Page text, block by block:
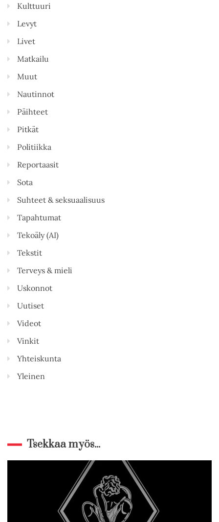
Kulttuuri
Levyt
Livet
Matkailu
Muut
Nautinnot
Päihteet
Pitkät
Politiikka
Reportaasit
Sota
Suhteet & seksuaalisuus
Tapahtumat
Tekoäly (AI)
Tekstit
Terveys & mieli
Uskonnot
Uutiset
Videot
Vinkit
Yhteiskunta
Yleinen
Tsekkaa myös...